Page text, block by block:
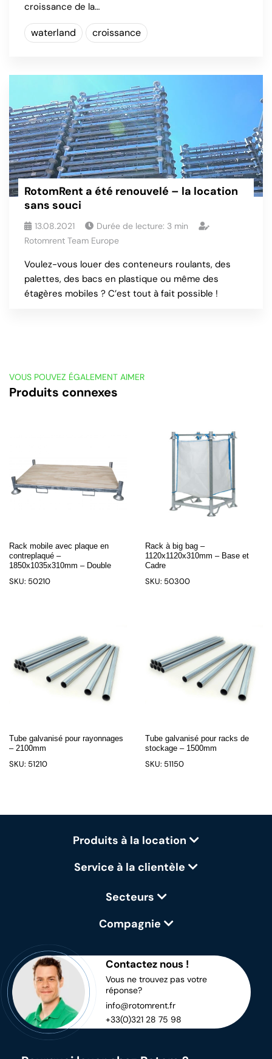
croissance de la…
waterland croissance
RotomRent a été renouvelé – la location
sans souci
13.08.2021 Durée de lecture: 3 min
Rotomrent Team Europe
Voulez-vous louer des conteneurs roulants, des
palettes, des bacs en plastique ou même des
étagères mobiles ? C’est tout à fait possible !
VOUS POUVEZ ÉGALEMENT AIMER
Produits connexes
Rack mobile avec plaque en
contreplaqué –
1850x1035x310mm – Double
SKU: 50210
Rack à big bag –
1120x1120x310mm – Base et
Cadre
SKU: 50300
Tube galvanisé pour rayonnages
– 2100mm
SKU: 51210
Tube galvanisé pour racks de
stockage – 1500mm
SKU: 51150
Produits à la location
Service à la clientèle
Secteurs
Compagnie
Contactez nous !
Vous ne trouvez pas votre
réponse?
info@rotomrent.fr
+33(0)321 28 75 98